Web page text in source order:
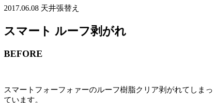
2017.06.08 天井張替え
スマート ルーフ剥がれ
BEFORE
スマートフォーフォァーのルーフ樹脂クリア剥がれてしまっ
ています。